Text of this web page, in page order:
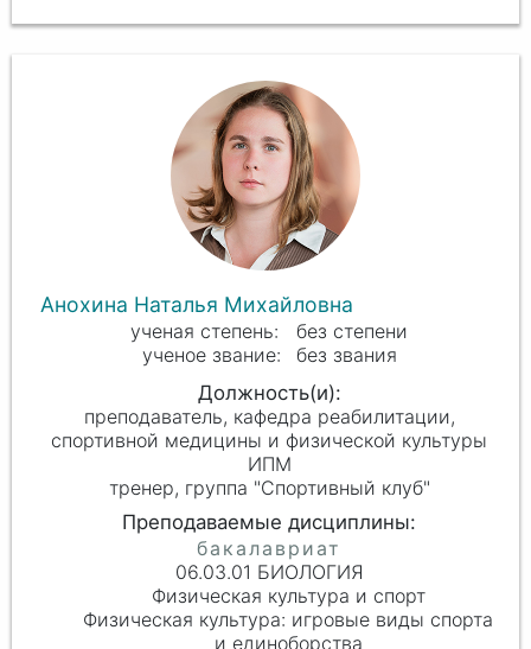
Анохина Наталья Михайловна
без степени
без звания
преподаватель, кафедра реабилитации,
спортивной медицины и физической культуры
ИПМ
тренер, группа "Спортивный клуб"
06.03.01 БИОЛОГИЯ
Физическая культура и спорт
Физическая культура: игровые виды спорта
и единоборства